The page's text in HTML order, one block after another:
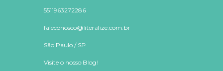
5511963272286
faleconosco@literalize.com.br
São Paulo / SP
Visite o nosso Blog!